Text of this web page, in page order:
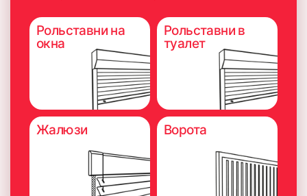
Рольставни на
окна
Рольставни в
туалет
Жалюзи Ворота